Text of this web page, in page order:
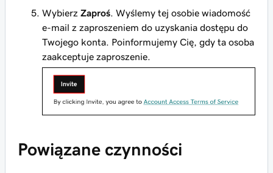
Wybierz Zaproś . Wyślemy tej osobie wiadomość
e-mail z zaproszeniem do uzyskania dostępu do
Twojego konta. Poinformujemy Cię, gdy ta osoba
zaakceptuje zaproszenie.
Powiązane czynności